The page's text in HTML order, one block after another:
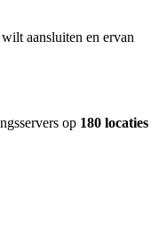
aansluiten en ervan
op 180 locaties